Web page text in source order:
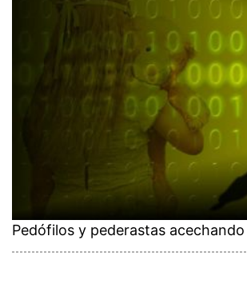
Pedófilos y pederastas